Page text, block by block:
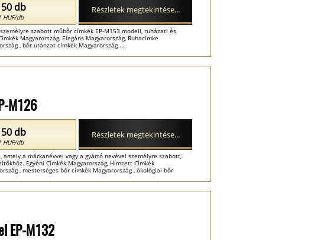
szabott műbőr címkék EP-M153 modell, ruházati és
Magyarország, Elegáns Magyarország, Ruhacímke
, bőr utánzat címkék Magyarország ...
db
HUF/db
Részletek megtekintése...
M126
amely a márkanévvel vagy a gyártó nevével személyre szabott,
Egyéni Címkék Magyarország, Hímzett Címkék
, mesterséges bőr címkék Magyarország , ökológiai bőr
db
HUF/db
Részletek megtekintése...
EP-M132